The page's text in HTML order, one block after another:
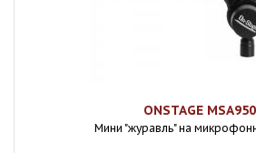
ONSTAGE
Мини "журавль" на